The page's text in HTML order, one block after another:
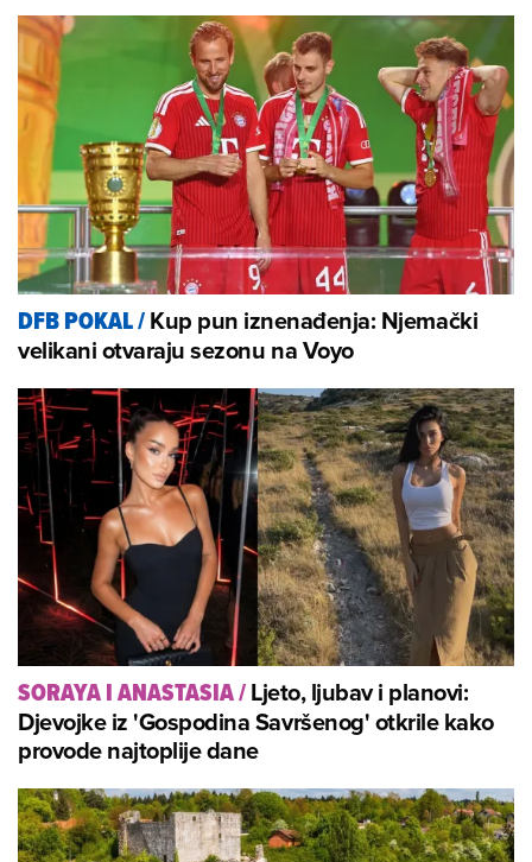
DFB POKAL/Kup pun iznenađenja: Njemački
velikani otvaraju sezonu na Voyo
SORAYA I ANASTASIA/Ljeto, ljubav i planovi:
Djevojke iz 'Gospodina Savršenog' otkrile kako
provode najtoplije dane